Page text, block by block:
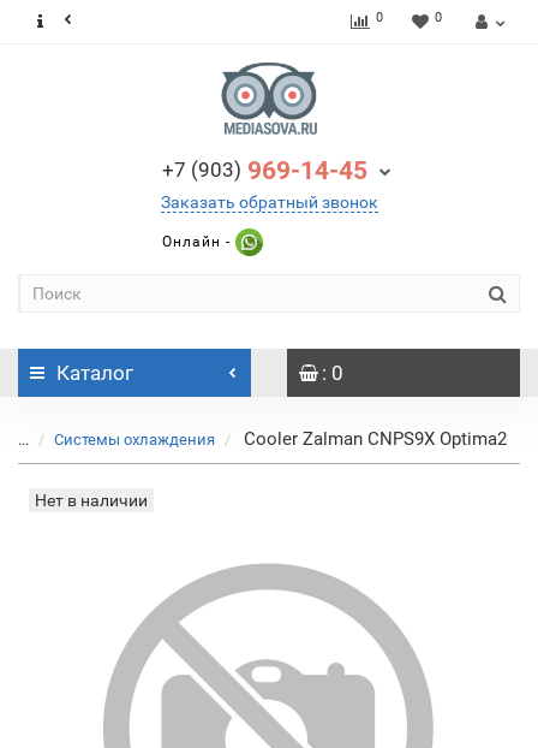
0 0
+7 (903) 969-14-45
Заказать обратный звонок
Онлайн -
Каталог : 0
... Системы охлаждения Cooler Zalman CNPS9X Optima2
Нет в наличии